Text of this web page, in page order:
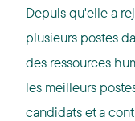
Depuis qu'elle a
plusieurs postes
des ressources
les meilleurs
candidats et a